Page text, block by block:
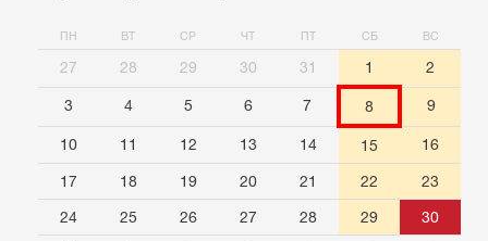
ПН ВТ СР ЧТ ПТ СБ ВС
27 28 29 30 31 1 2
3 4 5 6 7 8 9
10 11 12 13 14 15 16
17 18 19 20 21 22 23
24 25 26 27 28 29 30